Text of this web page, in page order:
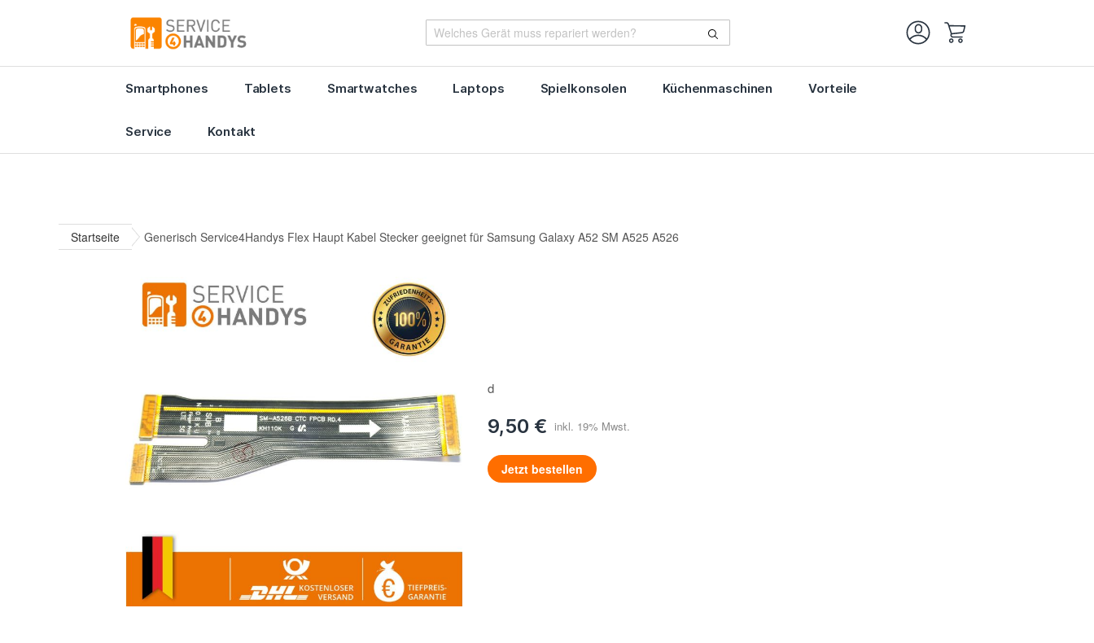
Smartphones Tablets Smartwatches Laptops Spielkonsolen Küchenmaschinen Vorteile
Service Kontakt
Startseite Generisch Service4Handys Flex Haupt Kabel Stecker geeignet für Samsung Galaxy A52 SM A525 A526
d
9,50 €
Jetzt bestellen